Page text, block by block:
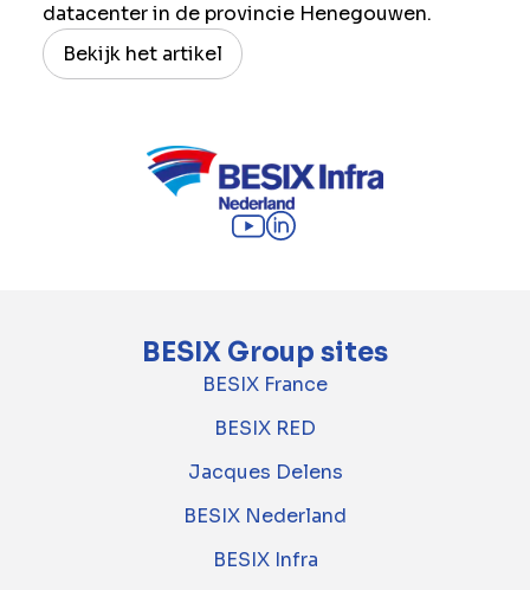
datacenter in de provincie Henegouwen.
Bekijk het artikel
BESIX Group sites
BESIX France
BESIX RED
Jacques Delens
BESIX Nederland
BESIX Infra